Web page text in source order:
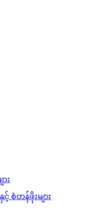
း
စံတန်ဖိုးများ